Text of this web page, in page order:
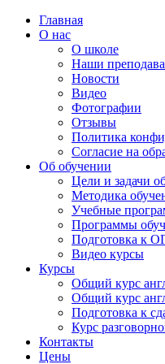
Главная
О нас
О школе
Наши
Новости
Видео
Фотографии
Отзывы
Политика
Согласие на
Об обучении
Цели и задачи
Методика
Учебные
Программы
Подготовка к
Видео курсы
Курсы
Общий курс
Общий курс
Подготовка к
Курс
Контакты
Цены